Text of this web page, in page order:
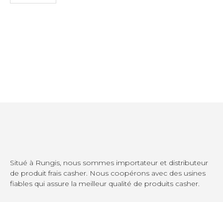
Situé à Rungis, nous sommes importateur et distributeur
de produit frais casher. Nous coopérons avec des usines
fiables qui assure la meilleur qualité de produits casher.